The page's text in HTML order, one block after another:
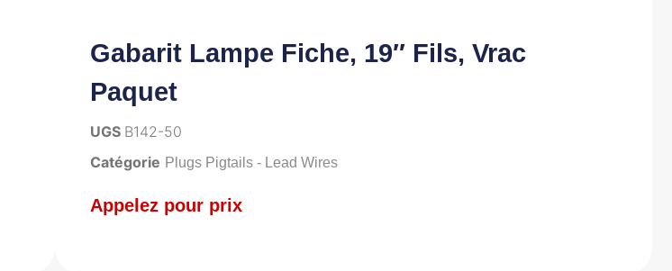
Gabarit Lampe Fiche, 19″ Fils, Vrac
Paquet
UGS B142-50
Catégorie Plugs Pigtails - Lead Wires
Appelez pour prix